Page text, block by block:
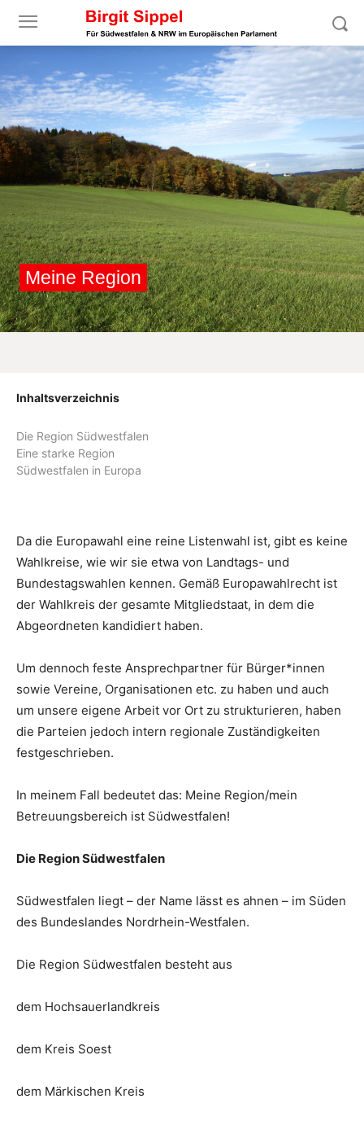
Meine Region
Inhaltsverzeichnis
Die Region Südwestfalen
Eine starke Region
Südwestfalen in Europa
Da die Europawahl eine reine Listenwahl ist, gibt es keine
Wahlkreise, wie wir sie etwa von Landtags- und
Bundestagswahlen kennen. Gemäß Europawahlrecht ist
der Wahlkreis der gesamte Mitgliedstaat, in dem die
Abgeordneten kandidiert haben.
Um dennoch feste Ansprechpartner für Bürger*innen
sowie Vereine, Organisationen etc. zu haben und auch
um unsere eigene Arbeit vor Ort zu strukturieren, haben
die Parteien jedoch intern regionale Zuständigkeiten
festgeschrieben.
In meinem Fall bedeutet das: Meine Region/mein
Betreuungsbereich ist Südwestfalen!
Die Region Südwestfalen
Südwestfalen liegt – der Name lässt es ahnen – im Süden
des Bundeslandes Nordrhein-Westfalen.
Die Region Südwestfalen besteht aus
dem Hochsauerlandkreis
dem Kreis Soest
dem Märkischen Kreis